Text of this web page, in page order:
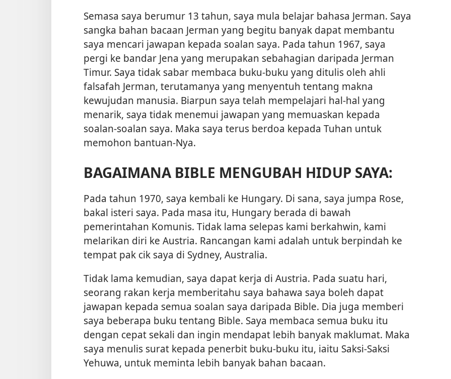
Semasa saya berumur 13 tahun, saya mula belajar bahasa Jerman. Saya
sangka bahan bacaan Jerman yang begitu banyak dapat membantu
saya mencari jawapan kepada soalan saya. Pada tahun 1967, saya
pergi ke bandar Jena yang merupakan sebahagian daripada Jerman
Timur. Saya tidak sabar membaca buku-buku yang ditulis oleh ahli
falsafah Jerman, terutamanya yang menyentuh tentang makna
kewujudan manusia. Biarpun saya telah mempelajari hal-hal yang
menarik, saya tidak menemui jawapan yang memuaskan kepada
soalan-soalan saya. Maka saya terus berdoa kepada Tuhan untuk
memohon bantuan-Nya.
BAGAIMANA BIBLE MENGUBAH HIDUP SAYA:
Pada tahun 1970, saya kembali ke Hungary. Di sana, saya jumpa Rose,
bakal isteri saya. Pada masa itu, Hungary berada di bawah
pemerintahan Komunis. Tidak lama selepas kami berkahwin, kami
melarikan diri ke Austria. Rancangan kami adalah untuk berpindah ke
tempat pak cik saya di Sydney, Australia.
Tidak lama kemudian, saya dapat kerja di Austria. Pada suatu hari,
seorang rakan kerja memberitahu saya bahawa saya boleh dapat
jawapan kepada semua soalan saya daripada Bible. Dia juga memberi
saya beberapa buku tentang Bible. Saya membaca semua buku itu
dengan cepat sekali dan ingin mendapat lebih banyak maklumat. Maka
saya menulis surat kepada penerbit buku-buku itu, iaitu Saksi-Saksi
Yehuwa, untuk meminta lebih banyak bahan bacaan.